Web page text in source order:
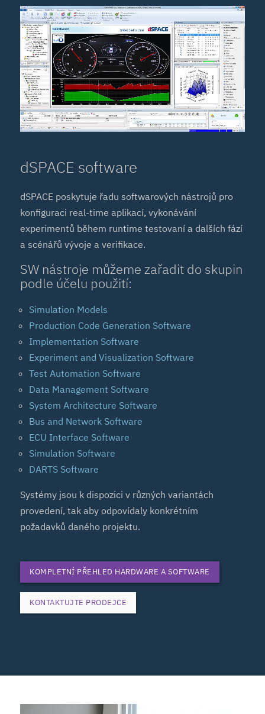
dSPACE software
dSPACE poskytuje řadu softwarových nástrojů pro
konfiguraci real-time aplikací, vykonávání
experimentů během runtime testovaní a dalších fází
a scénářů vývoje a verifikace.
SW nástroje můžeme zařadit do skupin
podle účelu použití:
Simulation Models
Production Code Generation Software
Implementation Software
Experiment and Visualization Software
Test Automation Software
Data Management Software
System Architecture Software
Bus and Network Software
ECU Interface Software
Simulation Software
DARTS Software
Systémy jsou k dispozici v různých variantách
provedení, tak aby odpovídaly konkrétním
požadavků daného projektu.
KOMPLETNÍ PŘEHLED HARDWARE A SOFTWARE
KONTAKTUJTE PRODEJCE